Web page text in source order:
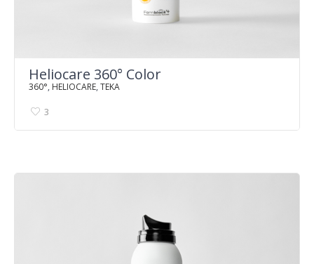
Heliocare 360° Color
360°, HELIOCARE, TEKA
3